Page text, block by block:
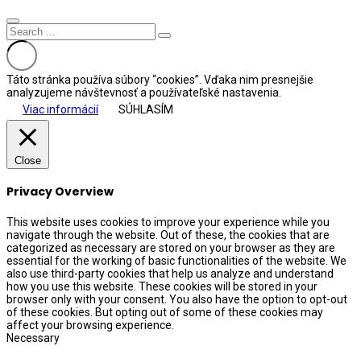
Táto stránka používa súbory “cookies”. Vďaka nim presnejšie
analyzujeme návštevnosť a používateľské nastavenia.
Viac informácií
SÚHLASÍM
Close
Privacy Overview
This website uses cookies to improve your experience while you
navigate through the website. Out of these, the cookies that are
categorized as necessary are stored on your browser as they are
essential for the working of basic functionalities of the website. We
also use third-party cookies that help us analyze and understand
how you use this website. These cookies will be stored in your
browser only with your consent. You also have the option to opt-out
of these cookies. But opting out of some of these cookies may
affect your browsing experience.
Necessary